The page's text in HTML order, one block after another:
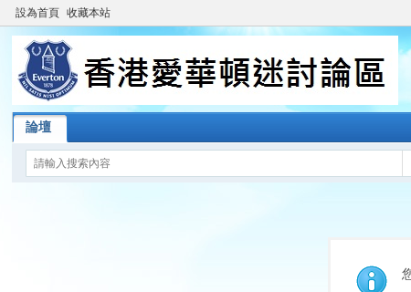
設為首頁 收藏本站
論壇